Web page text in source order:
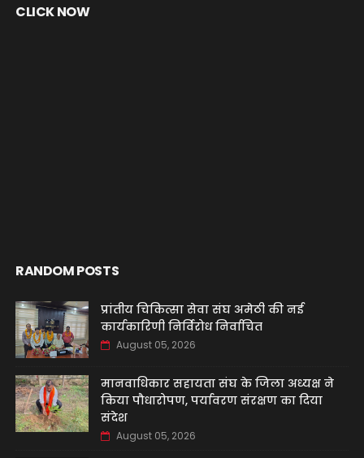
CLICK NOW
RANDOM POSTS
प्रांतीय चिकित्सा सेवा संघ अमेठी की नई
कार्यकारिणी निर्विरोध निर्वाचित
August 05, 2026
मानवाधिकार सहायता संघ के जिला अध्यक्ष ने
किया पौधारोपण, पर्यावरण संरक्षण का दिया
संदेश
August 05, 2026